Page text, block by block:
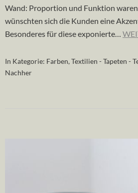
Wand: Proportion und Funktion
wünschten sich die Kunden eine
Besonderes für diese exponierte…
In Kategorie: Farben,Textilien - Tapeten -
Nachher